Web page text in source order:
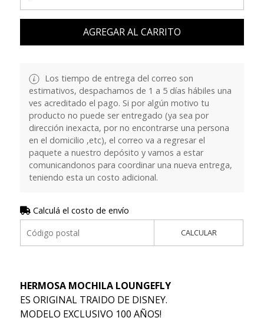
AGREGAR AL CARRITO
Los tiempo de entrega del correo son
estimativos, despachamos de 1 a 5 días hábiles una
ves acreditado el pago. Si por algún motivo tu
producto no puede ser entregado (ya sea por
dirección inexacta, por no encontrarse una persona
en el domicilio ,etc), el correo va a regresar el
paquete a nuestro depósito y vamos a estar
comunicandonos para coordinar una nueva entrega,
teniendo esta un costo adicional.
Calculá el costo de envío
CALCULAR
HERMOSA MOCHILA LOUNGEFLY
ES ORIGINAL TRAIDO DE DISNEY.
MODELO EXCLUSIVO 100 AÑOS!